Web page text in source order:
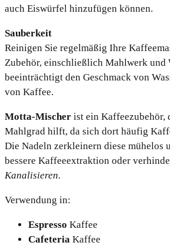
auch Eiswürfel hinzufügen können.
Sauberkeit
Reinigen Sie regelmäßig Ihre
Zubehör, einschließlich Mahlwerk und
beeinträchtigt den Geschmack von
von Kaffee.
Motta-Mischer ist ein Kaffeezubehör,
Mahlgrad hilft, da sich dort häufig
Die Nadeln zerkleinern diese mühelos
bessere Kaffeeextraktion oder
Kanalisieren.
Verwendung in:
Espresso Kaffee
Cafeteria Kaffee